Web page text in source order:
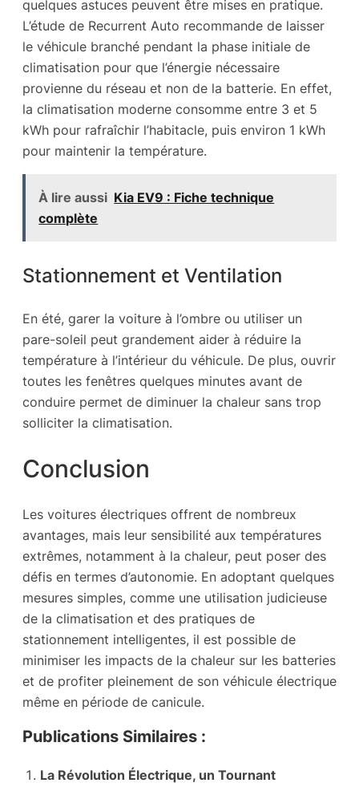
quelques astuces peuvent être mises en pratique.
L’étude de Recurrent Auto recommande de laisser
le véhicule branché pendant la phase initiale de
climatisation pour que l’énergie nécessaire
provienne du réseau et non de la batterie. En effet,
la climatisation moderne consomme entre 3 et 5
kWh pour rafraîchir l’habitacle, puis environ 1 kWh
pour maintenir la température.
À lire aussi Kia EV9 : Fiche technique
complète
Stationnement et Ventilation
En été, garer la voiture à l’ombre ou utiliser un
pare-soleil peut grandement aider à réduire la
température à l’intérieur du véhicule. De plus, ouvrir
toutes les fenêtres quelques minutes avant de
conduire permet de diminuer la chaleur sans trop
solliciter la climatisation.
Conclusion
Les voitures électriques offrent de nombreux
avantages, mais leur sensibilité aux températures
extrêmes, notamment à la chaleur, peut poser des
défis en termes d’autonomie. En adoptant quelques
mesures simples, comme une utilisation judicieuse
de la climatisation et des pratiques de
stationnement intelligentes, il est possible de
minimiser les impacts de la chaleur sur les batteries
et de profiter pleinement de son véhicule électrique
même en période de canicule.
Publications Similaires :
La Révolution Électrique, un Tournant